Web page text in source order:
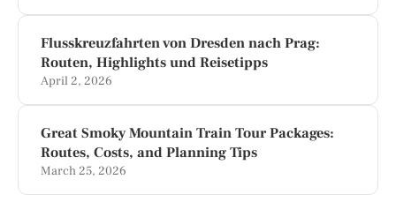
Flusskreuzfahrten von Dresden nach Prag:
Routen, Highlights und Reisetipps
April 2, 2026
Great Smoky Mountain Train Tour Packages:
Routes, Costs, and Planning Tips
March 25, 2026